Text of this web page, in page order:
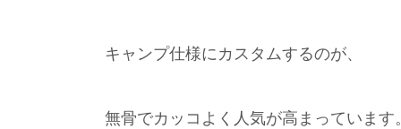
キャンプ仕様にカスタムするのが、
無骨でカッコよく人気が高まっています